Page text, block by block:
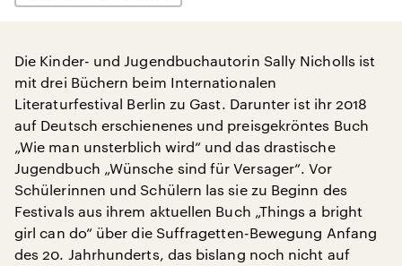
Die Kinder- und Jugendbuchautorin Sally Nicholls ist
mit drei Büchern beim Internationalen
Literaturfestival Berlin zu Gast. Darunter ist ihr 2018
auf Deutsch erschienenes und preisgekröntes Buch
„Wie man unsterblich wird“ und das drastische
Jugendbuch „Wünsche sind für Versager“. Vor
Schülerinnen und Schülern las sie zu Beginn des
Festivals aus ihrem aktuellen Buch „Things a bright
girl can do“ über die Suffragetten-Bewegung Anfang
des 20. Jahrhunderts, das bislang noch nicht auf